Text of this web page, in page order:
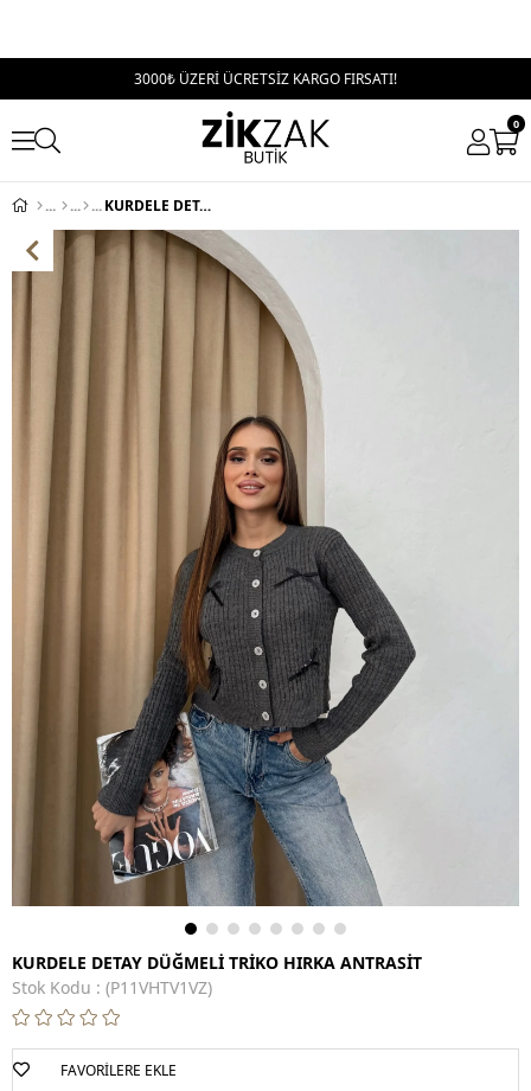
3000₺ ÜZERİ ÜCRETSİZ KARGO FIRSATI!
0
KURDELE DETAY DÜĞMELİ TRİKO HIRKA ANTRASİT
KURDELE DETAY DÜĞMELİ TRİKO HIRKA ANTRASİT
Stok Kodu
(P11VHTV1VZ)
FAVORILERE EKLE